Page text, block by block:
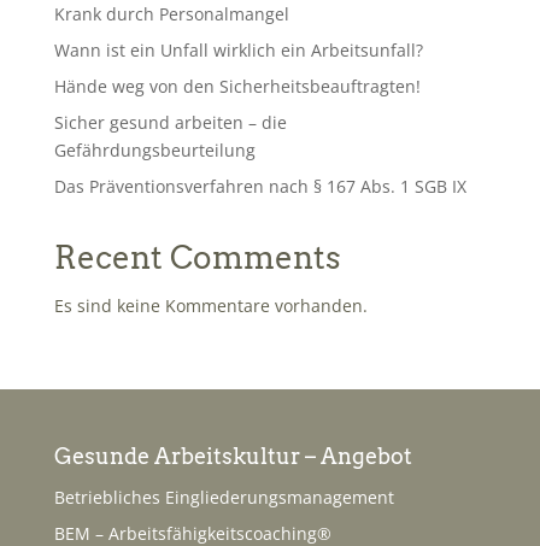
Krank durch Personalmangel
Wann ist ein Unfall wirklich ein Arbeitsunfall?
Hände weg von den Sicherheitsbeauftragten!
Sicher gesund arbeiten – die
Gefährdungsbeurteilung
Das Präventionsverfahren nach § 167 Abs. 1 SGB IX
Recent Comments
Es sind keine Kommentare vorhanden.
Gesunde Arbeitskultur – Angebot
Betriebliches Eingliederungsmanagement
BEM – Arbeitsfähigkeitscoaching®